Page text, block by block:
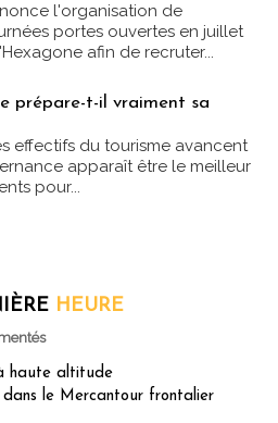
l'organisation de
portes ouvertes en juillet
afin de recruter...
prépare-t-il vraiment sa
effectifs du tourisme avancent
apparaît être le meilleur
pour...
HEURE
haute altitude
le Mercantour frontalier